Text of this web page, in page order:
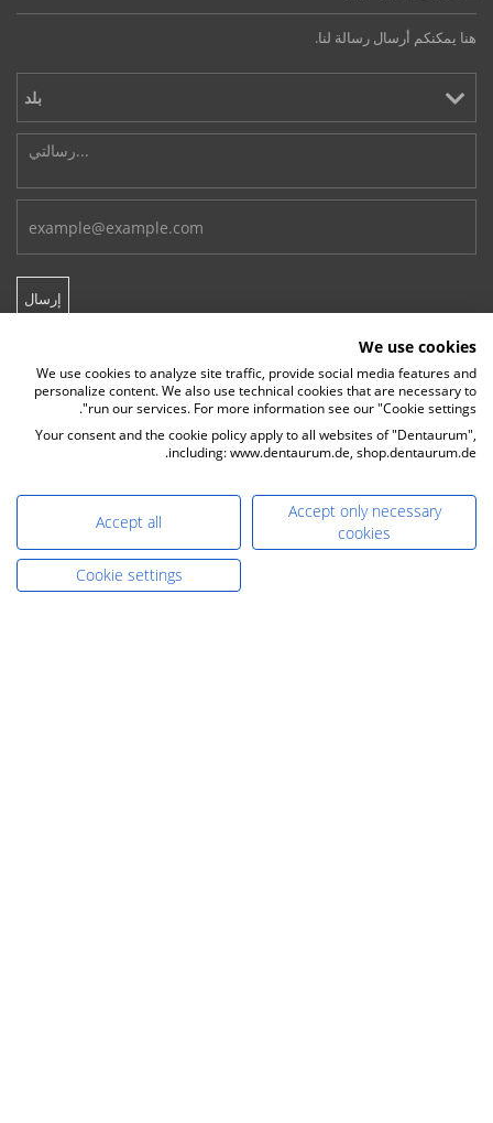
هنا يمكنكم أرسال رسالة لنا.
الإتصال
Phone:
+49-7231-803-0
E-Mail:
E-Mail Sales:
sales@dentaurum.de
We use cookies
We use cookies to analyze site traffic, provide social media features and
personalize content. We also use technical cookies that are necessary to
run our services. For more information see our "Cookie settings".
Your consent and the cookie policy apply to all websites of "Dentaurum",
including: www.dentaurum.de, shop.dentaurum.de.
Accept all
Accept only necessary
cookies
Cookie settings